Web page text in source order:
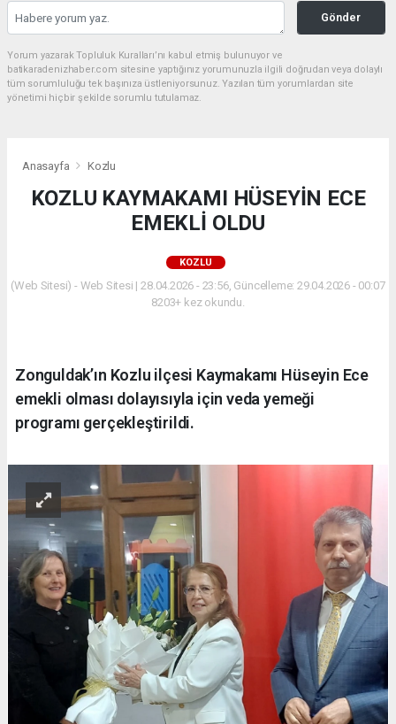
Gönder
Yorum yazarak Topluluk Kuralları’nı kabul etmiş bulunuyor ve
batikaradenizhaber.com sitesine yaptığınız yorumunuzla ilgili doğrudan veya dolaylı
tüm sorumluluğu tek başınıza üstleniyorsunuz. Yazılan tüm yorumlardan site
yönetimi hiçbir şekilde sorumlu tutulamaz.
Anasayfa Kozlu
KOZLU KAYMAKAMI HÜSEYİN ECE
EMEKLİ OLDU
KOZLU
(Web Sitesi) - Web Sitesi | 28.04.2026 - 23:56, Güncelleme: 29.04.2026 - 00:07
8203+ kez okundu.
Zonguldak’ın Kozlu ilçesi Kaymakamı Hüseyin Ece
emekli olması dolayısıyla için veda yemeği
programı gerçekleştirildi.